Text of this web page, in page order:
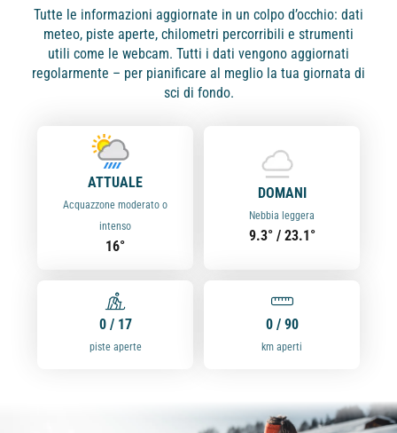
Tutte le informazioni aggiornate in un colpo d’occhio: dati
meteo, piste aperte, chilometri percorribili e strumenti
utili come le webcam. Tutti i dati vengono aggiornati
regolarmente – per pianificare al meglio la tua giornata di
sci di fondo.
ATTUALE
Acquazzone moderato o
intenso
16°
DOMANI
Nebbia leggera
9.3° / 23.1°
0 / 17
piste aperte
0 / 90
km aperti